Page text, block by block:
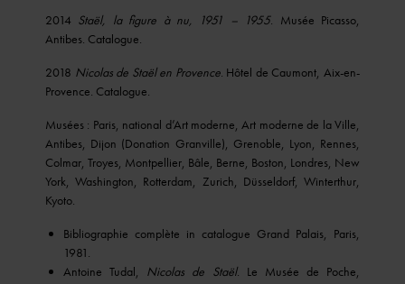
2014 Staël, la figure à nu, 1951 – 1955. Musée Picasso,
Antibes. Catalogue.
2018 Nicolas de Staël en Provence. Hôtel de Caumont, Aix-en-
Provence. Catalogue.
Musées : Paris, national d’Art moderne, Art moderne de la Ville,
Antibes, Dijon (Donation Granville), Grenoble, Lyon, Rennes,
Colmar, Troyes, Montpellier, Bâle, Berne, Boston, Londres, New
York, Washington, Rotterdam, Zurich, Düsseldorf, Winterthur,
Kyoto.
Bibliographie complète in catalogue Grand Palais, Paris,
1981.
Antoine Tudal, Nicolas de Staël. Le Musée de Poche,